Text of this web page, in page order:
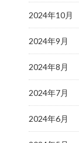
2024年10月
2024年9月
2024年8月
2024年7月
2024年6月